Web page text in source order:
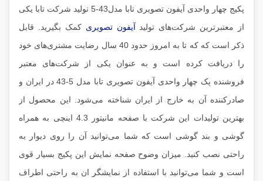
پکیج چهار واحدی آیفون تصویری تابا مدل43-5 تولید شرکت تابا یکی
از معتبرترین شرکت‌های تولید آیفون تصویریکمک بگیرید. قابل
ذکر است که که تا به امروز حدود 40 سال رضایت مشتری‌های خود
را دریافت کرده است و به عنوان یکی از شرکت‌های معتبر
فروشنده پک چهار واحدی آیفون تصویری تابا مدل 5-43 در ایران و
صادرکننده آن به خارج از ایران شناخته می‌شود. این محصول از
بهترین تولیدات این شرکت با صفحه مانیتور 4.3 اینچی به همراه
گوشی و بند گوشی است که شما می‌توانید آن را روی دیوار به
راحتی نصب کنید. میزان وضوح صفحه نمایش این پکیج بسیار قوی
است و شما می‌توانید با استفاده از نمایشگر ان به راحتی اطراف